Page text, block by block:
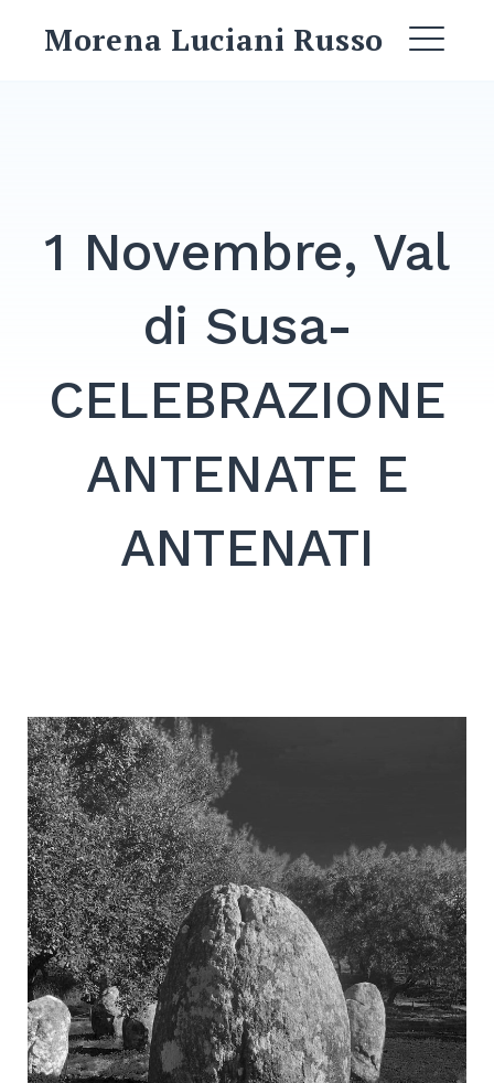
Morena Luciani Russo
EXPAND
EXPAND
1 Novembre, Val
di Susa-
CELEBRAZIONE
ANTENATE E
ANTENATI